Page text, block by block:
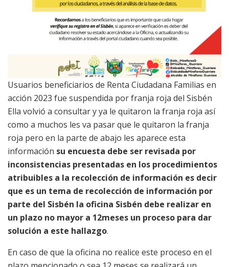
Usuarios beneficiarios de Renta Ciudadana Familias en
acción 2023 fue suspendida por franja roja del Sisbén
Ella volvió a consultar y ya le quitaron la franja roja así
como a muchos les va pasar que le quitaron la franja
roja pero en la parte de abajo les aparece esta
información su encuesta debe ser revisada por
inconsistencias presentadas en los procedimientos
atribuibles a la recolección de información es decir
que es un tema de recolección de información por
parte del Sisbén la oficina Sisbén debe realizar en
un plazo no mayor a 12meses un proceso para dar
solución a este hallazgo.
En caso de que la oficina no realice este proceso en el